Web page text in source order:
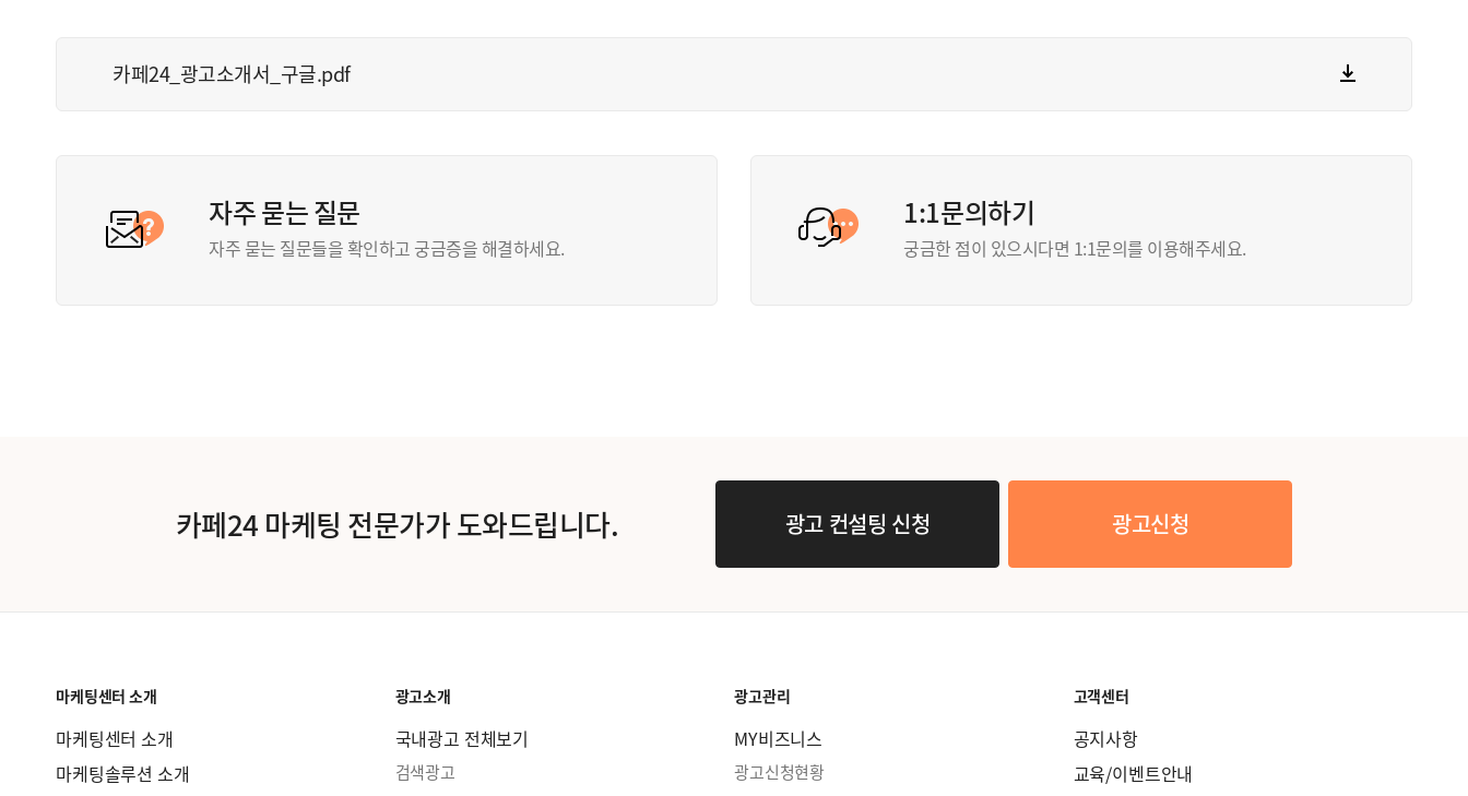
카페24_광고소개서_구글.pdf
자주 묻는 질문
자주 묻는 질문들을 확인하고 궁금증을 해결하세요.
1:1문의하기
궁금한 점이 있으시다면 1:1문의를 이용해주세요.
카페24 마케팅 전문가가 도와드립니다. 광고 컨설팅 신청 광고신청
마케팅센터 소개
마케팅센터 소개
마케팅솔루션 소개
광고소개
국내광고 전체보기
검색광고
광고관리
MY비즈니스
광고신청현황
고객센터
공지사항
교육/이벤트안내